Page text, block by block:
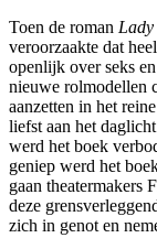
Toen de roman Lady
veroorzaakte dat
openlijk over seks
nieuwe rolmodellen
aanzetten in het
liefst aan het
werd het boek
geniep werd het
gaan theatermakers
deze
zich in genot en